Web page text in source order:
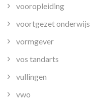
vooropleiding
voortgezet onderwijs
vormgever
vos tandarts
vullingen
vwo